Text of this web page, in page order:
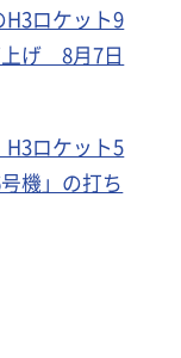
ロケット9
上げ 8月7日
ロケット5
機」の打ち